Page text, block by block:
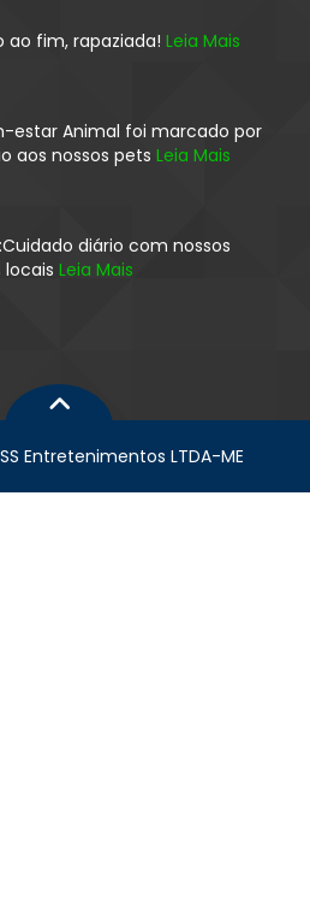
ao fim, rapaziada! Leia Mais
estar Animal foi marcado por
aos nossos pets Leia Mais
diário com nossos
locais Leia Mais
Entretenimentos LTDA-ME